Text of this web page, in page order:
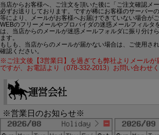
当店からお客様へ、ご注文を頂いた後に「ご注文確認メ
必ずお送りしております。ですが稀にお客様のサーバー
等により、メールがお客様へお届けできていない場合がご
WEBのフリーメールやプロバイダの迷惑メールフィルタ
は、当店からのメールが迷惑メールフォルダに振り分け
ます。
もしも、当店からのメールが届かない場合は、ご使用さ
確認ください。
※ご注文後【3営業日】を過ぎても弊社よりメールが
ですが、お電話より（078-332-2013）お問い合わせく
※営業日のお知らせ※